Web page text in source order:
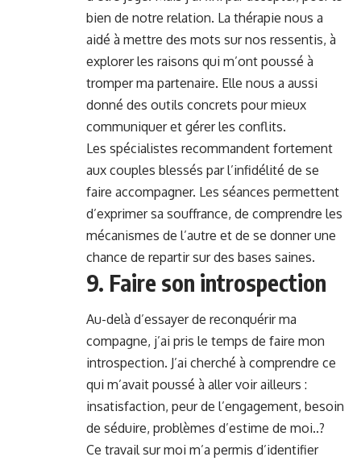
bien de notre relation. La thérapie nous a
aidé à mettre des mots sur nos ressentis, à
explorer les raisons qui m’ont poussé à
tromper ma partenaire. Elle nous a aussi
donné des outils concrets pour mieux
communiquer et gérer les conflits.
Les spécialistes recommandent fortement
aux couples blessés par l’infidélité de se
faire accompagner. Les séances permettent
d’exprimer sa souffrance, de comprendre les
mécanismes de l’autre et de se donner une
chance de repartir sur des bases saines.
9. Faire son introspection
Au-delà d’essayer de reconquérir ma
compagne, j’ai pris le temps de faire mon
introspection. J’ai cherché à comprendre ce
qui m’avait poussé à aller voir ailleurs :
insatisfaction, peur de l’engagement, besoin
de séduire, problèmes d’estime de moi..?
Ce travail sur moi m’a permis d’identifier